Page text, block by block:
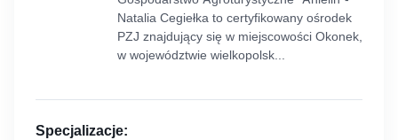
Natalia Cegiełka to certyfikowany ośrodek
PZJ znajdujący się w miejscowości Okonek,
w województwie wielkopolsk...
Specjalizacje: